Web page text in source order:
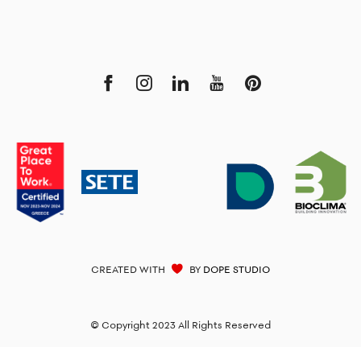
CREATED WITH BY DOPE STUDIO
© Copyright 2023 All Rights Reserved